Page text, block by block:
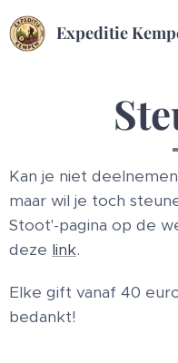
Expeditie
Kan je niet
maar wil je toch
Stoot'-pagina op de
deze link.
Elke gift vanaf 40
bedankt!